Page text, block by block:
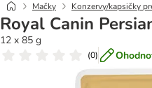
Mačky Konzervy/kapsičky
Royal Canin
12 x 85 g
(0)